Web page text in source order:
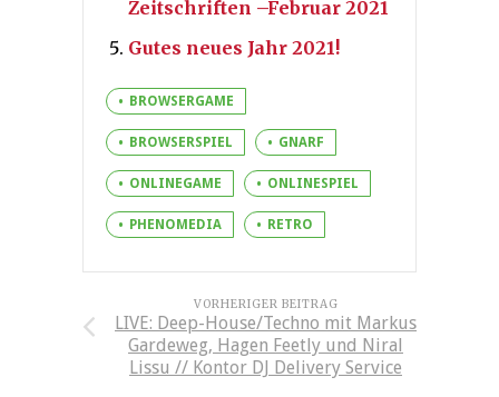
Zeitschriften –Februar 2021
Gutes neues Jahr 2021!
BROWSERGAME
BROWSERSPIEL GNARF
ONLINEGAME ONLINESPIEL
PHENOMEDIA RETRO
VORHERIGER BEITRAG
LIVE: Deep-House/Techno mit Markus
Gardeweg, Hagen Feetly und Niral
Lissu // Kontor DJ Delivery Service